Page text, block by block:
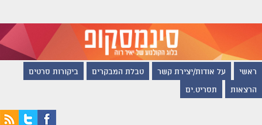
ראשי על אודות/יצירת קשר טבלת המבקרים ביקורות סרטים
הרצאות תסריט.ים